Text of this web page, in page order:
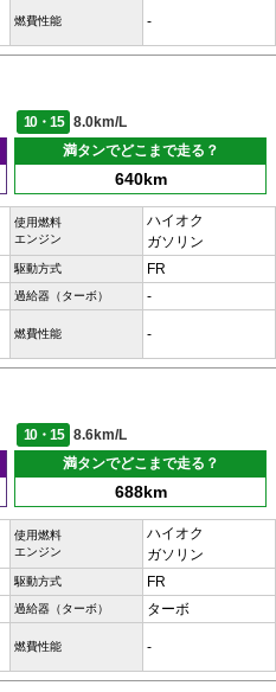
燃費性能 -
10・15
8.0km/L
満タンでどこまで走る？
640km
使用燃料
エンジン
ハイオク
ガソリン
駆動方式 FR
過給器（ターボ） -
燃費性能 -
10・15
8.6km/L
満タンでどこまで走る？
688km
使用燃料
エンジン
ハイオク
ガソリン
駆動方式 FR
過給器（ターボ） ターボ
燃費性能 -